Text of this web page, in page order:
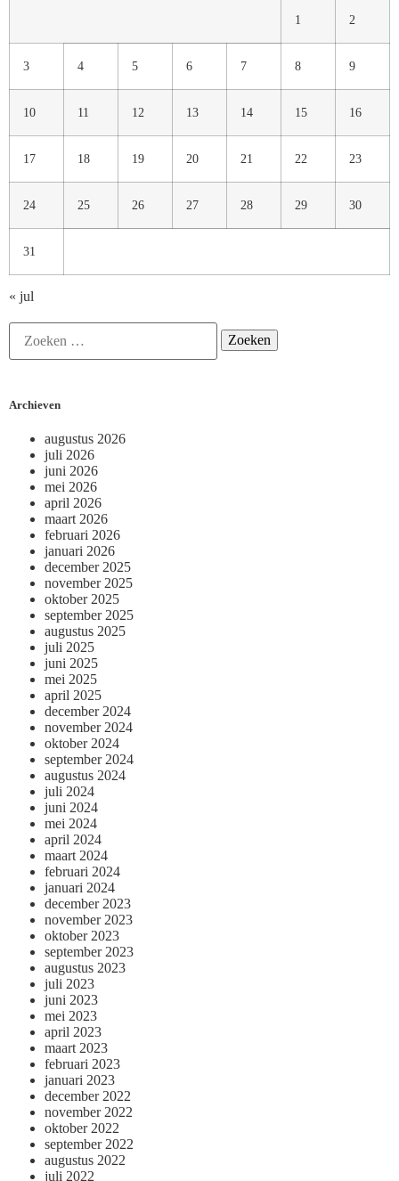
1 2
3 4 5 6 7 8 9
10 11 12 13 14 15 16
17 18 19 20 21 22 23
24 25 26 27 28 29 30
31
« jul
Archieven
augustus 2026
juli 2026
juni 2026
mei 2026
april 2026
maart 2026
februari 2026
januari 2026
december 2025
november 2025
oktober 2025
september 2025
augustus 2025
juli 2025
juni 2025
mei 2025
april 2025
december 2024
november 2024
oktober 2024
september 2024
augustus 2024
juli 2024
juni 2024
mei 2024
april 2024
maart 2024
februari 2024
januari 2024
december 2023
november 2023
oktober 2023
september 2023
augustus 2023
juli 2023
juni 2023
mei 2023
april 2023
maart 2023
februari 2023
januari 2023
december 2022
november 2022
oktober 2022
september 2022
augustus 2022
juli 2022